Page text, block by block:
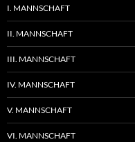
I. MANNSCHAFT
II. MANNSCHAFT
III. MANNSCHAFT
IV. MANNSCHAFT
V. MANNSCHAFT
VI. MANNSCHAFT